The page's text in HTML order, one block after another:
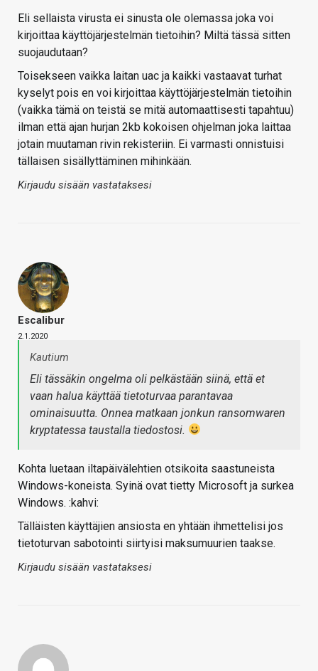
Eli sellaista virusta ei sinusta ole olemassa joka voi
kirjoittaa käyttöjärjestelmän tietoihin? Miltä tässä sitten
suojaudutaan?
Toisekseen vaikka laitan uac ja kaikki vastaavat turhat
kyselyt pois en voi kirjoittaa käyttöjärjestelmän tietoihin
(vaikka tämä on teistä se mitä automaattisesti tapahtuu)
ilman että ajan hurjan 2kb kokoisen ohjelman joka laittaa
jotain muutaman rivin rekisteriin. Ei varmasti onnistuisi
tällaisen sisällyttäminen mihinkään.
Kirjaudu sisään vastataksesi
Escalibur
2.1.2020
Kautium
Eli tässäkin ongelma oli pelkästään siinä, että et
vaan halua käyttää tietoturvaa parantavaa
ominaisuutta. Onnea matkaan jonkun ransomwaren
kryptatessa taustalla tiedostosi.
Kohta luetaan iltapäivälehtien otsikoita saastuneista
Windows-koneista. Syinä ovat tietty Microsoft ja surkea
Windows. :kahvi:
Tälläisten käyttäjien ansiosta en yhtään ihmettelisi jos
tietoturvan sabotointi siirtyisi maksumuurien taakse.
Kirjaudu sisään vastataksesi